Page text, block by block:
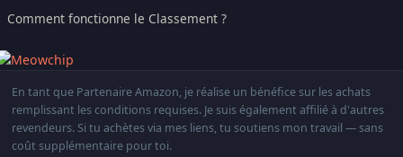
Comment fonctionne le Classement ?
En tant que Partenaire Amazon, je réalise un bénéfice sur les achats
remplissant les conditions requises. Je suis également affilié à d'autres
revendeurs. Si tu achètes via mes liens, tu soutiens mon travail — sans
coût supplémentaire pour toi.